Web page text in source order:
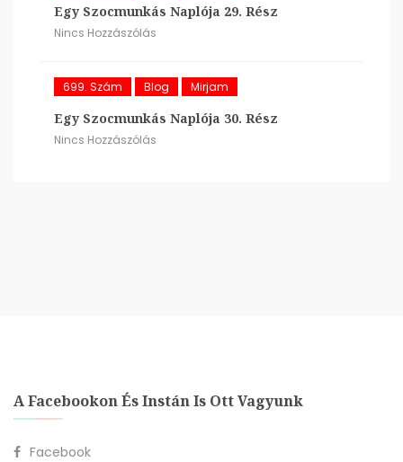
Egy Szocmunkás Naplója 29. Rész
Nincs Hozzászólás
699. Szám Blog Mirjam
Egy Szocmunkás Naplója 30. Rész
Nincs Hozzászólás
A Facebookon És Instán Is Ott Vagyunk
Facebook